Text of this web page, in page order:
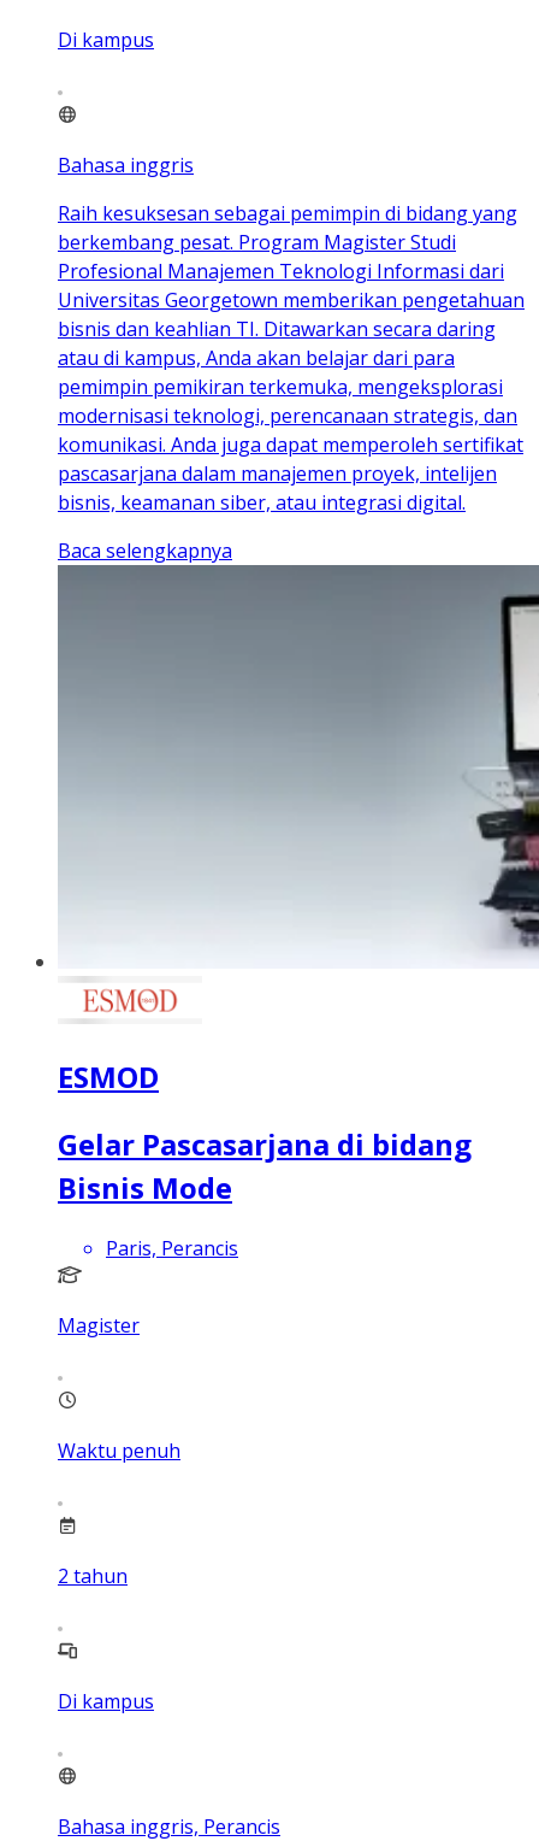
Di kampus
Bahasa inggris
Raih kesuksesan sebagai pemimpin di bidang yang
berkembang pesat. Program Magister Studi
Profesional Manajemen Teknologi Informasi dari
Universitas Georgetown memberikan pengetahuan
bisnis dan keahlian TI. Ditawarkan secara daring
atau di kampus, Anda akan belajar dari para
pemimpin pemikiran terkemuka, mengeksplorasi
modernisasi teknologi, perencanaan strategis, dan
komunikasi. Anda juga dapat memperoleh sertifikat
pascasarjana dalam manajemen proyek, intelijen
bisnis, keamanan siber, atau integrasi digital.
Baca selengkapnya
ESMOD
Gelar Pascasarjana di bidang
Bisnis Mode
Paris, Perancis
Magister
Waktu penuh
2 tahun
Di kampus
Bahasa inggris, Perancis